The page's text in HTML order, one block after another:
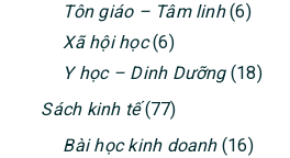
Tôn giáo – Tâm linh(6)
Xã hội học(6)
Y học – Dinh Dưỡng(18)
Sách kinh tế(77)
Bài học kinh doanh(16)